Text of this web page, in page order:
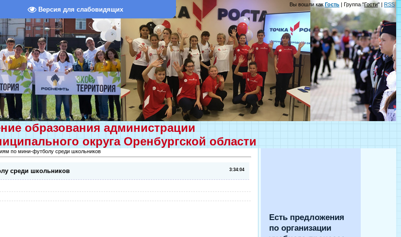
Версия для слабовидящих
Вы вошли какГость | Группа "Гости" | RSS
образования администрации
округа Оренбургской области
по мини-футболу среди школьников
3:34:04
среди школьников
Есть предложения
по организации